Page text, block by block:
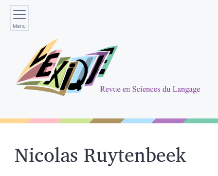
Menu
Nicolas Ruytenbeek